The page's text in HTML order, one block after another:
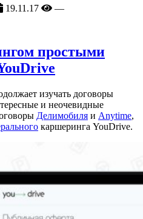
19.11.17 —
простыми
изучать договоры
и неочевидные
Делимобиля и Anytime,
каршеринга YouDrive.